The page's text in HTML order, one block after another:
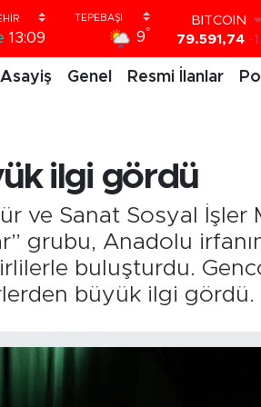
13:09 9°
45,43620
EURO
6862,09000
14.598,00
Asayiş Genel Resmi İlanlar
ilgi gördü
ve Sanat Sosyal
grubu, Anadolu
buluşturdu.
büyük ilgi gördü.